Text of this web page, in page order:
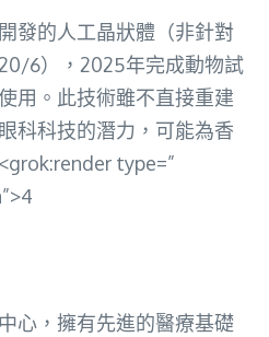
發的人工晶狀體（非針對
6），2025年完成動物試
用。此技術雖不直接重建
科科技的潛力，可能為香
type=”
心，擁有先進的醫療基礎